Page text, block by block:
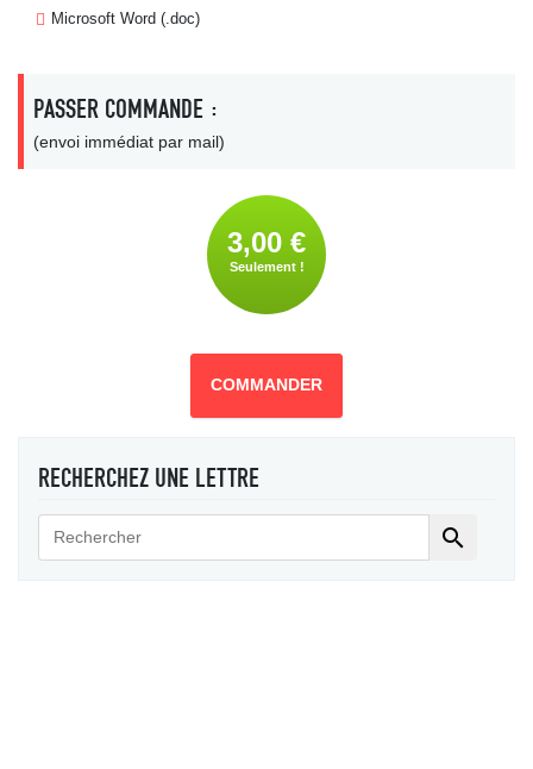
Microsoft Word (.doc)
PASSER COMMANDE :
(envoi immédiat par mail)
3,00 €
Seulement !
COMMANDER
RECHERCHEZ UNE LETTRE
